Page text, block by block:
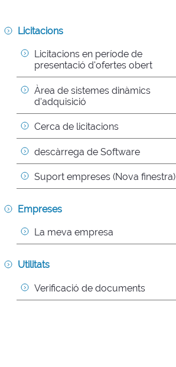
Licitacions
Licitacions en període de
presentació d'ofertes obert
Àrea de sistemes dinàmics
d'adquisició
Cerca de licitacions
descàrrega de Software
Suport empreses (Nova finestra)
Empreses
La meva empresa
Utilitats
Verificació de documents